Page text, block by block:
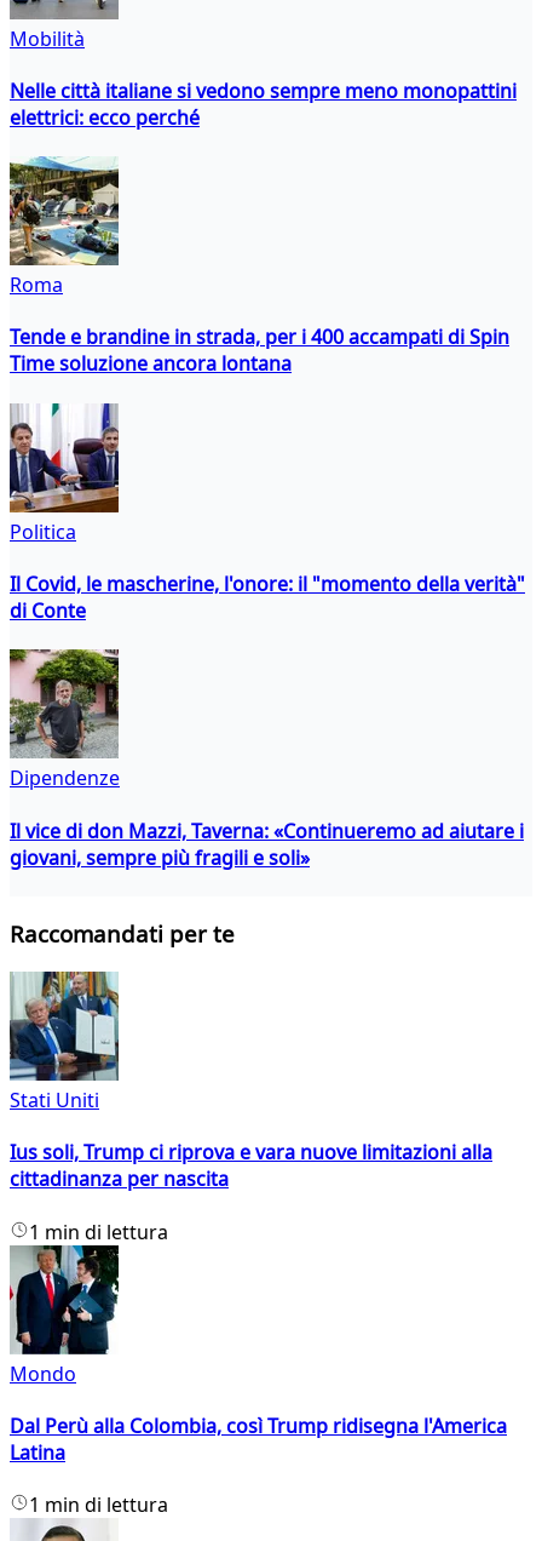
Mobilità
Nelle città italiane si vedono sempre meno monopattini
elettrici: ecco perché
Roma
Tende e brandine in strada, per i 400 accampati di Spin
Time soluzione ancora lontana
Politica
Il Covid, le mascherine, l'onore: il "momento della verità"
di Conte
Dipendenze
Il vice di don Mazzi, Taverna: «Continueremo ad aiutare i
giovani, sempre più fragili e soli»
Raccomandati per te
Stati Uniti
Ius soli, Trump ci riprova e vara nuove limitazioni alla
cittadinanza per nascita
1 min di lettura
Mondo
Dal Perù alla Colombia, così Trump ridisegna l'America
Latina
1 min di lettura